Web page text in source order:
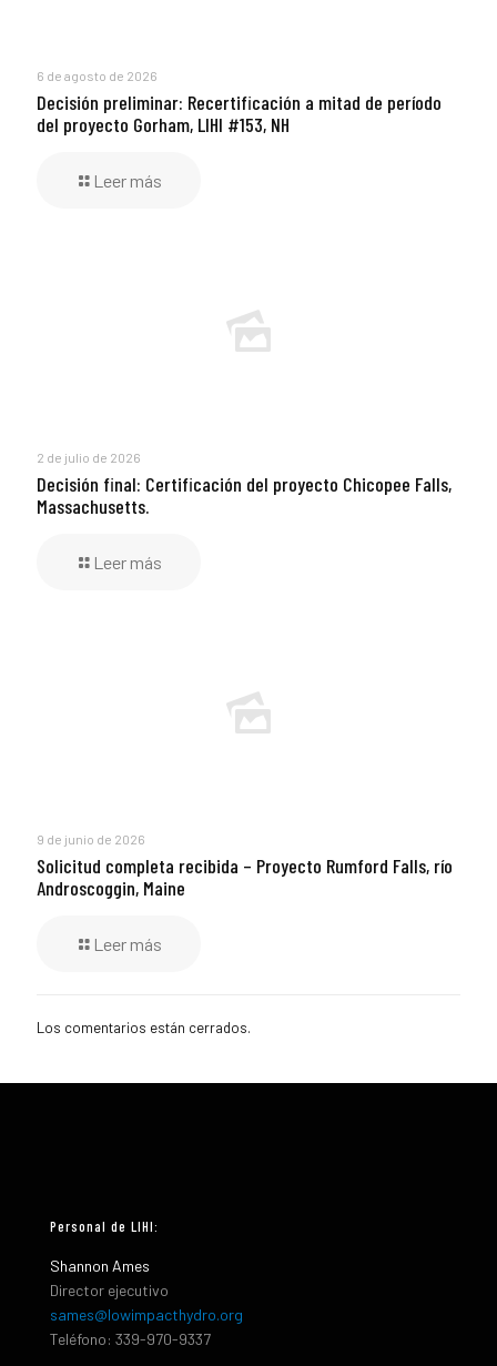
6 de agosto de 2026
Decisión preliminar: Recertificación a mitad de período
del proyecto Gorham, LIHI #153, NH
Leer más
2 de julio de 2026
Decisión final: Certificación del proyecto Chicopee Falls,
Massachusetts.
Leer más
9 de junio de 2026
Solicitud completa recibida – Proyecto Rumford Falls, río
Androscoggin, Maine
Leer más
Los comentarios están cerrados.
Personal de LIHI:
Shannon Ames
Director ejecutivo
sames@lowimpacthydro.org
Teléfono: 339-970-9337